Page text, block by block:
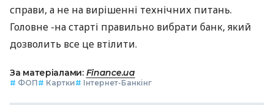
справи, а не на вирішенні технічних питань.
Головне -на старті правильно вибрати банк, який
дозволить все це втілити.
За матеріалами: Finance.ua
# ФОП# Картки# Інтернет-Банкінг